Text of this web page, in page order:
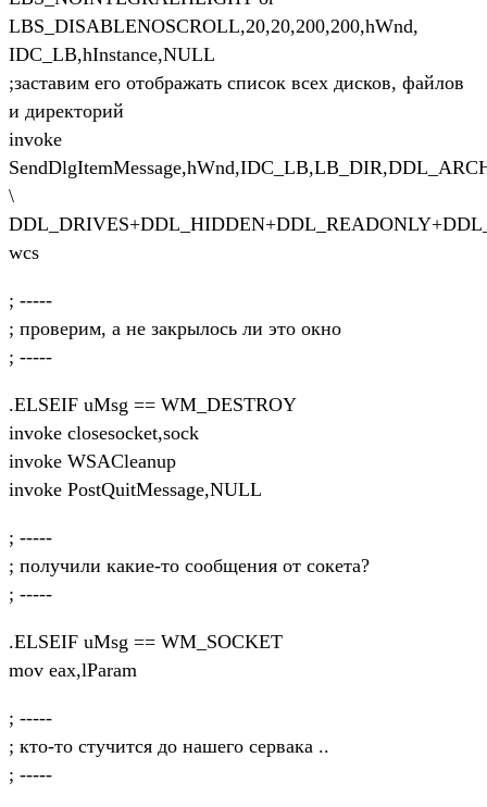
LBS_DISABLENOSCROLL,20,20,200,200,hWnd,
IDC_LB,hInstance,NULL
;заставим его отображать список всех дисков, файлов
и директорий
invoke
\
wcs
; -----
; проверим, а не закрылось ли это окно
; -----
.ELSEIF uMsg == WM_DESTROY
invoke closesocket,sock
invoke WSACleanup
invoke PostQuitMessage,NULL
; -----
; получили какие-то сообщения от сокета?
; -----
.ELSEIF uMsg == WM_SOCKET
mov eax,lParam
; -----
; кто-то стучится до нашего сервака ..
; -----